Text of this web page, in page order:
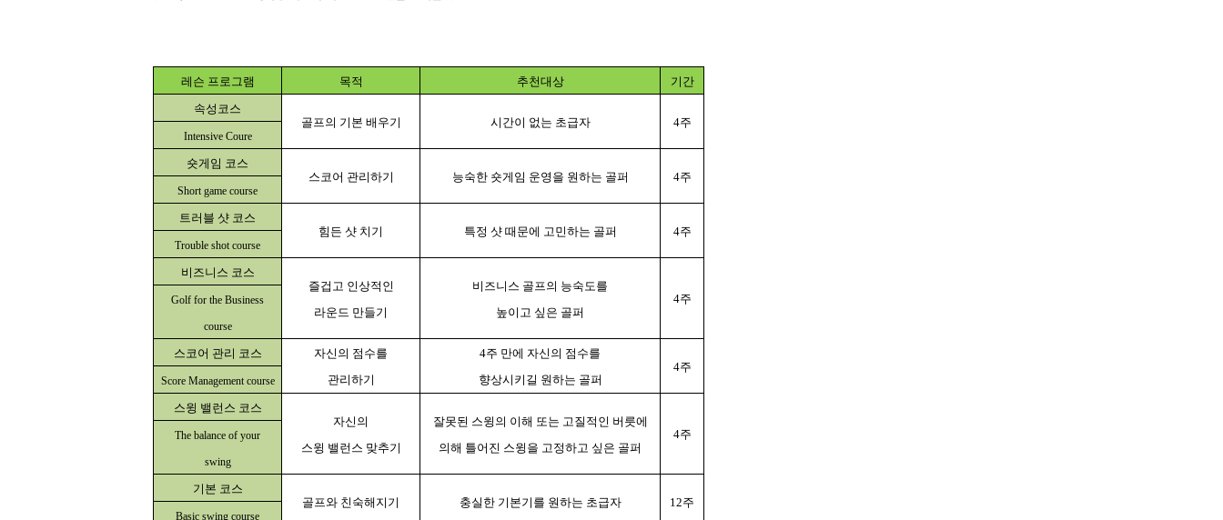
레슨 프로그램 목적 추천대상
기간
속성코스
골프의 기본 배우기
시간이 없는 초급자 4주
Intensive Coure
숏게임 코스
스코어 관리하기
능숙한 숏게임 운영을 원하는 골퍼 4주
Short game course
트러블 샷 코스
힘든 샷 치기
특정 샷 때문에 고민하는 골퍼 4주
Trouble shot course
비즈니스 코스
즐겁고 인상적인
라운드 만들기
비즈니스 골프의 능숙도를
높이고 싶은 골퍼
4주
Golf for the Business
course
스코어 관리 코스
자신의 점수를
관리하기
4주 만에 자신의 점수를
향상시키길 원하는 골퍼
4주
Score Management course
스윙 밸런스 코스
자신의
스윙 밸런스 맞추기
잘못된 스윙의 이해 또는 고질적인 버릇에
의해 틀어진 스윙을 고정하고 싶은 골퍼
4주
The balance of your
swing
기본 코스
골프와 친숙해지기
충실한 기본기를 원하는 초급자 12주
Basic swing course